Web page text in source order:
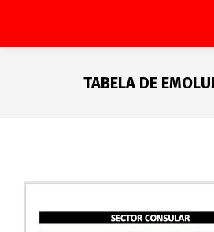
TABELA DE